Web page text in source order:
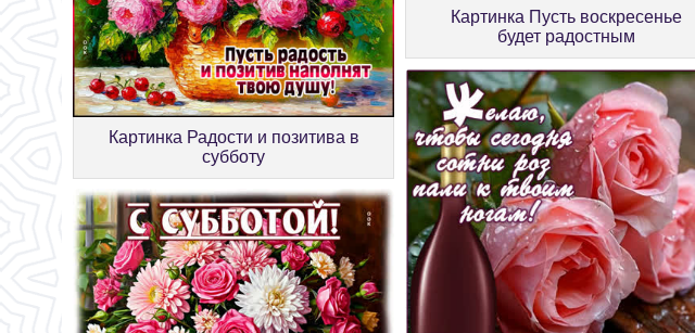
Картинка Пусть воскресенье
будет радостным
Картинка Радости и позитива в
субботу